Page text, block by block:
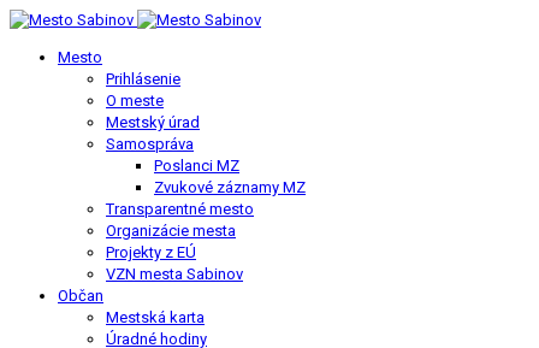
Mesto
Prihlásenie
O meste
Mestský úrad
Samospráva
Poslanci MZ
Zvukové záznamy MZ
Transparentné mesto
Organizácie mesta
Projekty z EÚ
VZN mesta Sabinov
Občan
Mestská karta
Úradné hodiny